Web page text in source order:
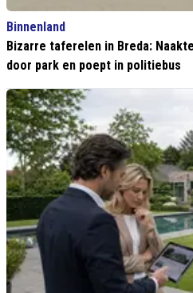
Binnenland
Bizarre taferelen in Breda:
door park en poept in politiebus